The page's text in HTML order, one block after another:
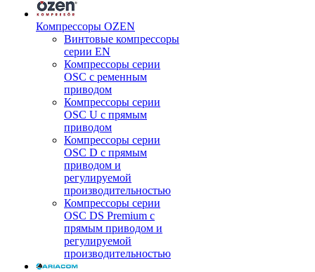
Компрессоры OZEN
Винтовые компрессоры
серии EN
Компрессоры серии
OSC с ременным
приводом
Компрессоры серии
OSC U с прямым
приводом
Компрессоры серии
OSC D с прямым
приводом и
регулируемой
производительностью
Компрессоры серии
OSC DS Premium с
прямым приводом и
регулируемой
производительностью